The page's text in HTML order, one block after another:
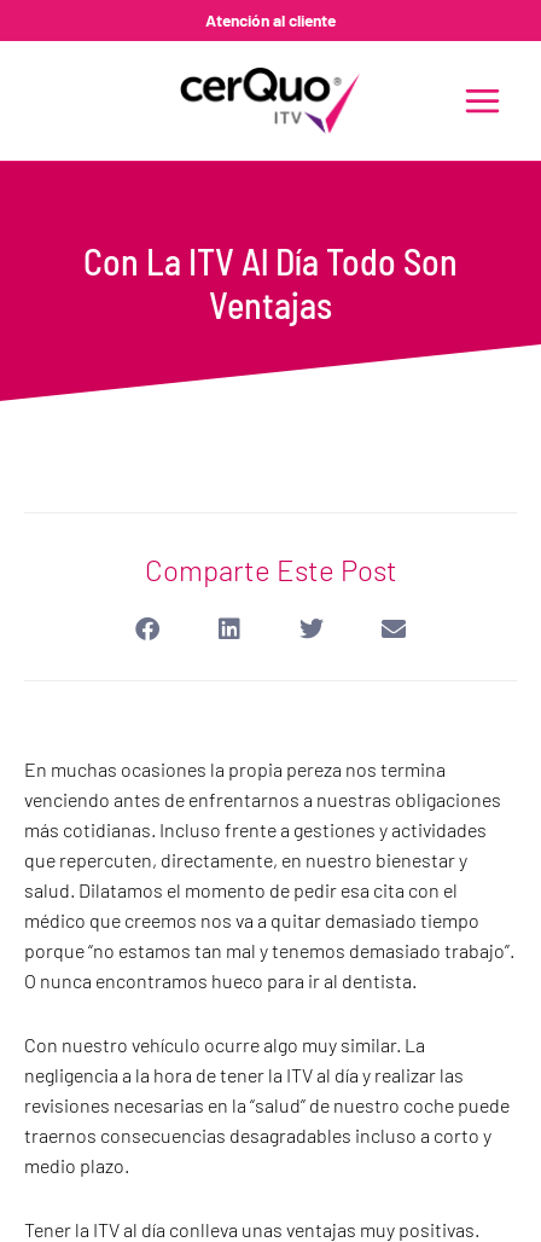
Atención al cliente
MENU
Con La ITV Al Día Todo Son
Ventajas
Comparte Este Post
En muchas ocasiones la propia pereza nos termina
venciendo antes de enfrentarnos a nuestras obligaciones
más cotidianas. Incluso frente a gestiones y actividades
que repercuten, directamente, en nuestro bienestar y
salud. Dilatamos el momento de pedir esa cita con el
médico que creemos nos va a quitar demasiado tiempo
porque “no estamos tan mal y tenemos demasiado trabajo”.
O nunca encontramos hueco para ir al dentista.
Con nuestro vehículo ocurre algo muy similar. La
negligencia a la hora de tener la ITV al día y realizar las
revisiones necesarias en la “salud” de nuestro coche puede
traernos consecuencias desagradables incluso a corto y
medio plazo.
Tener la ITV al día conlleva unas ventajas muy positivas.